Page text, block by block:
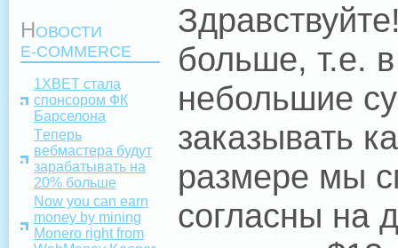
НОВОСТИ
E-COMMERCE
1XBET стала
спонсором ФК
Барселона
Tеперь
вебмастера будут
зарабатывать на
20% больше
Now you can earn
money by mining
Monero right from
больше, т.е.
небольшие
заказывать
размере мы
согласны на